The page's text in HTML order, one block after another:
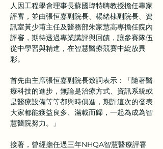
人因工程學會理事長蘇國瑋特聘教授擔任專家
評審，並由張恒嘉副院長、楊緒棣副院長、資
訊室黃少甫主任及醫務部朱家慧高專擔任院內
評審，期待透過專業講評與回饋，讓參賽隊伍
從中學習與精進，在智慧醫療競賽中綻放異
彩。
首先由主席張恒嘉副院長致詞表示：「隨著醫
療科技的進步，無論是治療方式、資訊系統或
是醫療設備等等都與時俱進，期許這次的發表
大家都能獲益良多、滿載而歸，一起為成為智
慧醫院努力。」
接著，曾經擔任過三年NHQA智慧醫療評審